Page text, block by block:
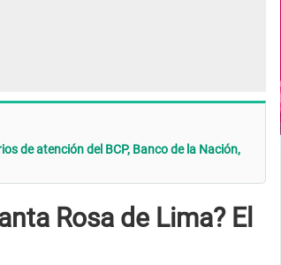
de atención del BCP, Banco de la Nación,
Rosa de Lima? El